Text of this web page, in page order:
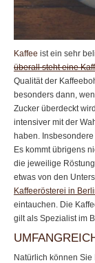
Kaffee ist ein sehr
überall steht eine
Qualität der
besonders dann,
Zucker überdeckt
intensiver mit der
haben.
Es kommt übrigens
die jeweilige
etwas von den
Kaffeerösterei in
eintauchen. Die
gilt als Spezialist im
Natürlich können